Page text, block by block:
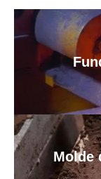
Molde